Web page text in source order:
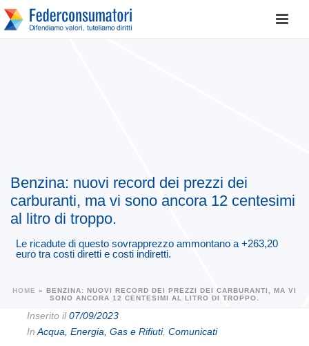
Benzina: nuovi record dei prezzi dei
carburanti, ma vi sono ancora 12 centesimi
al litro di troppo.
Le ricadute di questo sovrapprezzo ammontano a +263,20
euro tra costi diretti e costi indiretti.
HOME » BENZINA: NUOVI RECORD DEI PREZZI DEI CARBURANTI, MA VI
SONO ANCORA 12 CENTESIMI AL LITRO DI TROPPO.
Inserito il07/09/2023
In Acqua, Energia, Gas e Rifiuti, Comunicati